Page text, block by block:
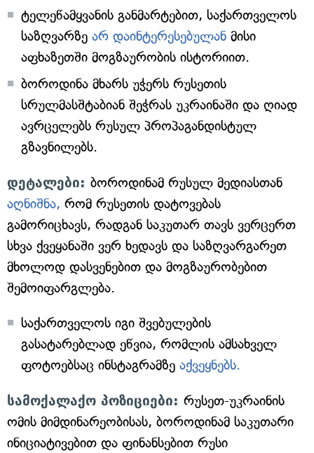
ტელეწამყვანის განმარტებით, საქართველოს
საზღვარზე არ დაინტერესებულან მისი
აფხაზეთში მოგზაურობის ისტორიით.
ბოროდინა მხარს უჭერს რუსეთის
სრულმასშტაბიან შეჭრას უკრაინაში და ღიად
ავრცელებს რუსულ პროპაგანდისტულ
გზავნილებს.
დეტალები: ბოროდინამ რუსულ მედიასთან
აღნიშნა, რომ რუსეთის დატოვებას
გამორიცხავს, რადგან საკუთარ თავს ვერცერთ
სხვა ქვეყანაში ვერ ხედავს და საზღვარგარეთ
მხოლოდ დასვენებით და მოგზაურობებით
შემოიფარგლება.
საქართველოს იგი შვებულების
გასატარებლად ეწვია, რომლის ამსახველ
ფოტოებსაც ინსტაგრამზე აქვეყნებს.
სამოქალაქო პოზიციები: რუსეთ-უკრაინის
ომის მიმდინარეობისას, ბოროდინამ საკუთარი
ინიციატივებით და ფინანსებით რუსი